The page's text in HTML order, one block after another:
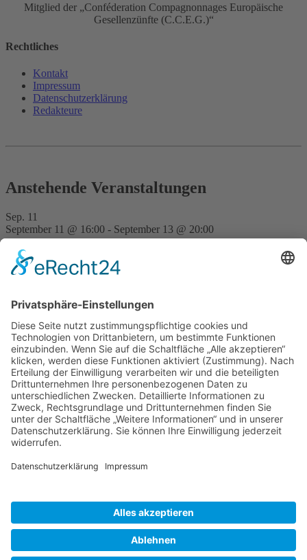
Mitglied der „Conféderation Compagnonnages Europäische
Gesellenzünfte (C.C.E.G.)“
Rechtliches
Kontakt
Impressum
Datenschutz­erklärung
Redakteure
Anstehende Veranstaltungen
Sep. 11
September 11 @ 16:00 - September 13 @ 20:00
FVD Kongress auf der Bude Gera
Traditionell erste FVD-Weihnachtsfeier auf Bude
Hilpoltstein
Kalender anzeigen
Neueste Beiträge
Island 7. August 2026
Erwanderung Simon 27. Juli 2026
Erwanderung Anton
Schiftkurs auf dem Zunfthaus in Hannover 2026
Inspirationen
Erwanderung
(2) Gewölbekeller(1) Lateinamerika(2) Lehrgang(2) Schweiz(2) Stein